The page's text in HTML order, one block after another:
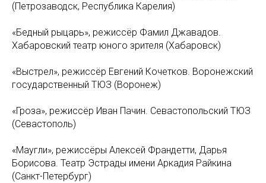
(Петрозаводск, Республика Карелия)
«Бедный рыцарь», режиссёр Фамил Джавадов.
Хабаровский театр юного зрителя (Хабаровск)
«Выстрел», режиссёр Евгений Кочетков. Воронежский
государственный ТЮЗ (Воронеж)
«Гроза», режиссёр Иван Пачин. Севастопольский ТЮЗ
(Севастополь)
«Маугли», режиссёры Алексей Франдетти, Дарья
Борисова. Театр Эстрады имени Аркадия Райкина
(Санкт-Петербург)